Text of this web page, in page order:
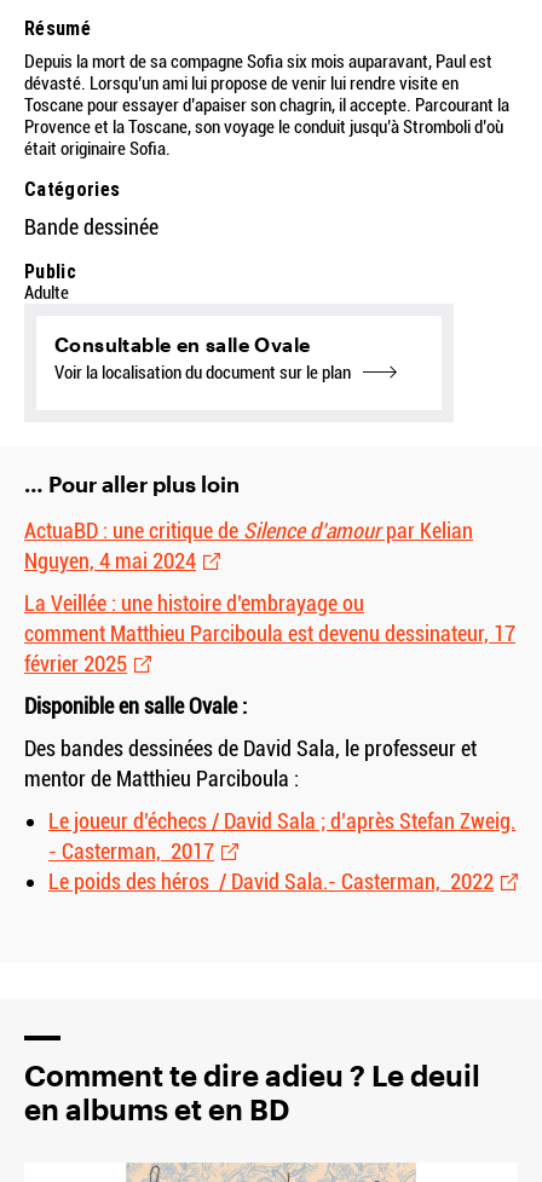
Résumé
Depuis la mort de sa compagne Sofia six mois auparavant, Paul est
dévasté. Lorsqu’un ami lui propose de venir lui rendre visite en
Toscane pour essayer d’apaiser son chagrin, il accepte. Parcourant la
Provence et la Toscane, son voyage le conduit jusqu’à Stromboli d’où
était originaire Sofia.
Catégories
Bande dessinée
Public
Adulte
Consultable en salle Ovale
Voir la localisation du document sur le plan
… Pour aller plus loin
ActuaBD : une critique de Silence d’amourpar Kelian
Nguyen, 4 mai 2024
La Veillée : une histoire d’embrayage ou
comment Matthieu Parciboula est devenu dessinateur, 17
février 2025
Disponible en salle Ovale :
Des bandes dessinées de David Sala, le professeur et
mentor de Matthieu Parciboula :
Le joueur d’échecs / David Sala ; d’après Stefan Zweig.
- Casterman, 2017
Le poids des héros / David Sala.- Casterman, 2022
Comment te dire adieu ? Le deuil
en albums et en BD